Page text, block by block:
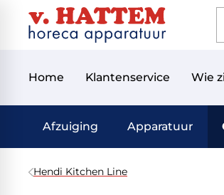
Home Klantenservice Wie
Afzuiging Apparatuur
Hendi Kitchen Line